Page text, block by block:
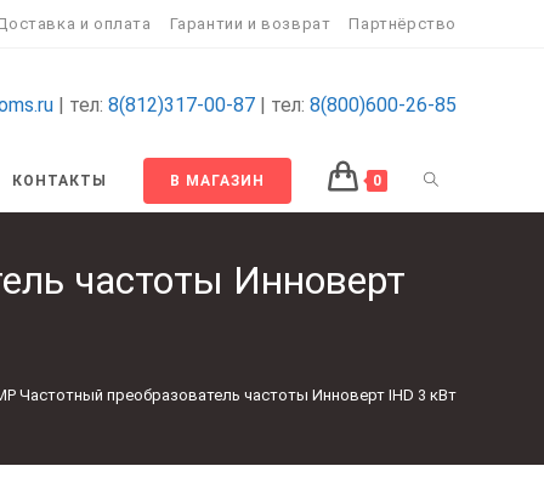
и оплата Гарантии и возврат Партнёрство
| тел: 8(812)317-00-87 | тел: 8(800)600-26-85
КОНТАКТЫ В МАГАЗИН 0
частоты Инноверт
Частотный преобразователь частоты Инноверт IHD 3 кВт